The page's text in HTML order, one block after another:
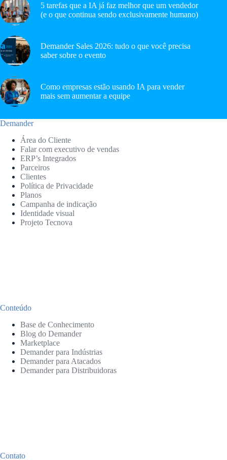
5 tarefas que a IA já faz melhor que um vendedor
(e o que continua sendo exclusivamente humano)
Demander Sales 2026: tudo o que você precisa
saber sobre o evento
Como empresas estão usando IA para vender
mais sem aumentar a equipe
Demander
Área do Cliente
Falar com executivo de vendas
ERP’s Integrados
Parceiros
Clientes
Política de Privacidade
Planos
Campanha de indicação
Identidade visual
Projeto Tecnova
Conteúdo
Base de Conhecimento
Blog do Demander
Marketplace
Demander para Indústrias
Demander para Atacados
Demander para Distribuidoras
Contato